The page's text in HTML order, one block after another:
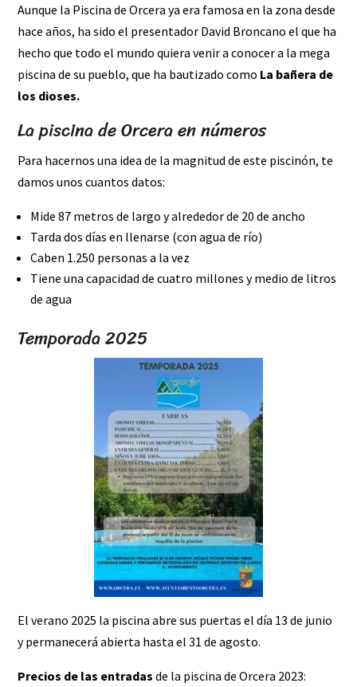
Aunque la Piscina de Orcera ya era famosa en la zona desde
hace años, ha sido el presentador David Broncano el que ha
hecho que todo el mundo quiera venir a conocer a la mega
piscina de su pueblo, que ha bautizado como La bañera de
los dioses.
La piscina de Orcera en números
Para hacernos una idea de la magnitud de este piscinón, te
damos unos cuantos datos:
Mide 87 metros de largo y alrededor de 20 de ancho
Tarda dos días en llenarse (con agua de río)
Caben 1.250 personas a la vez
Tiene una capacidad de cuatro millones y medio de litros
de agua
Temporada 2025
El verano 2025 la piscina abre sus puertas el día 13 de junio
y permanecerá abierta hasta el 31 de agosto.
Precios de las entradas de la piscina de Orcera 2023: